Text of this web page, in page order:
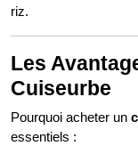
riz.
Les
Cuiseurbe
Pourquoi acheter un
essentiels :